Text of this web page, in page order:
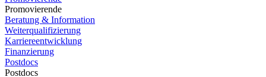
Promovierende
Beratung & Information
Weiterqualifizierung
Karriereentwicklung
Finanzierung
Postdocs
Postdocs